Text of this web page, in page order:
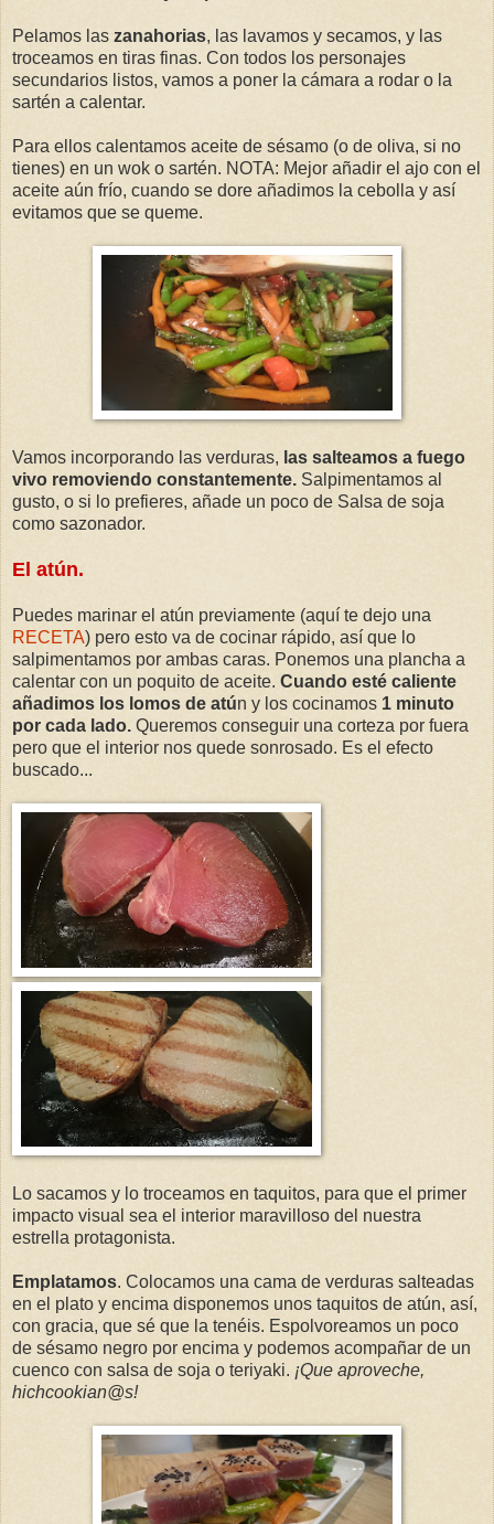
Pelamos las zanahorias, las lavamos y secamos, y las
troceamos en tiras finas. Con todos los personajes
secundarios listos, vamos a poner la cámara a rodar o la
sartén a calentar.
Para ellos calentamos aceite de sésamo (o de oliva, si no
tienes) en un wok o sartén. NOTA: Mejor añadir el ajo con el
aceite aún frío, cuando se dore añadimos la cebolla y así
evitamos que se queme.
Vamos incorporando las verduras, las salteamos a fuego
vivo removiendo constantemente. Salpimentamos al
gusto, o si lo prefieres, añade un poco de Salsa de soja
como sazonador.
El atún.
Puedes marinar el atún previamente (aquí te dejo una
RECETA) pero esto va de cocinar rápido, así que lo
salpimentamos por ambas caras. Ponemos una plancha a
calentar con un poquito de aceite. Cuando esté caliente
añadimos los lomos de atún y los cocinamos 1 minuto
por cada lado. Queremos conseguir una corteza por fuera
pero que el interior nos quede sonrosado. Es el efecto
buscado...
Lo sacamos y lo troceamos en taquitos, para que el primer
impacto visual sea el interior maravilloso del nuestra
estrella protagonista.
Emplatamos. Colocamos una cama de verduras salteadas
en el plato y encima disponemos unos taquitos de atún, así,
con gracia, que sé que la tenéis. Espolvoreamos un poco
de sésamo negro por encima y podemos acompañar de un
cuenco con salsa de soja o teriyaki. ¡Que aproveche,
hichcookian@s!